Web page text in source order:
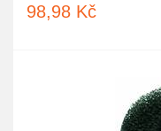
98,98 Kč